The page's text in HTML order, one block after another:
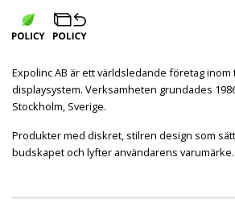
Expolinc AB är ett världsledande företag inom
displaysystem. Verksamheten grundades
Stockholm, Sverige.
Produkter med diskret, stilren design som
budskapet och lyfter användarens varumärke.